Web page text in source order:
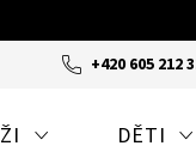
+420 605 212
ODSTOUPENÍ OD
DĚTI